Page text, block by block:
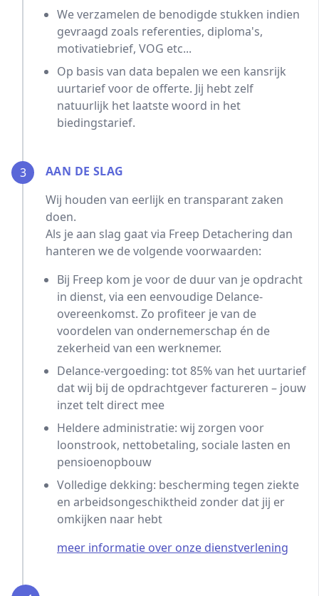
We verzamelen de benodigde stukken indien
gevraagd zoals referenties, diploma's,
motivatiebrief, VOG etc...
Op basis van data bepalen we een kansrijk
uurtarief voor de offerte. Jij hebt zelf
natuurlijk het laatste woord in het
biedingstarief.
3
AAN DE SLAG
Wij houden van eerlijk en transparant zaken
doen.
Als je aan slag gaat via Freep Detachering dan
hanteren we de volgende voorwaarden:
Bij Freep kom je voor de duur van je opdracht
in dienst, via een eenvoudige Delance-
overeenkomst. Zo profiteer je van de
voordelen van ondernemerschap én de
zekerheid van een werknemer.
Delance-vergoeding: tot 85% van het uurtarief
dat wij bij de opdrachtgever factureren – jouw
inzet telt direct mee
Heldere administratie: wij zorgen voor
loonstrook, nettobetaling, sociale lasten en
pensioenopbouw
Volledige dekking: bescherming tegen ziekte
en arbeidsongeschiktheid zonder dat jij er
omkijken naar hebt
meer informatie over onze dienstverlening